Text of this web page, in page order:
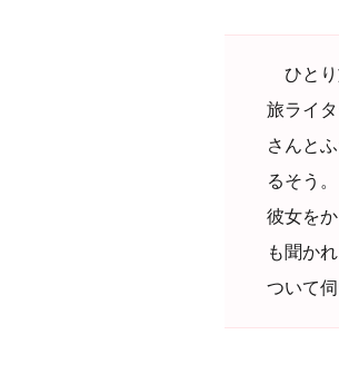
ひとり
旅ライ
さんと
るそう。
彼女を
も聞か
ついて伺